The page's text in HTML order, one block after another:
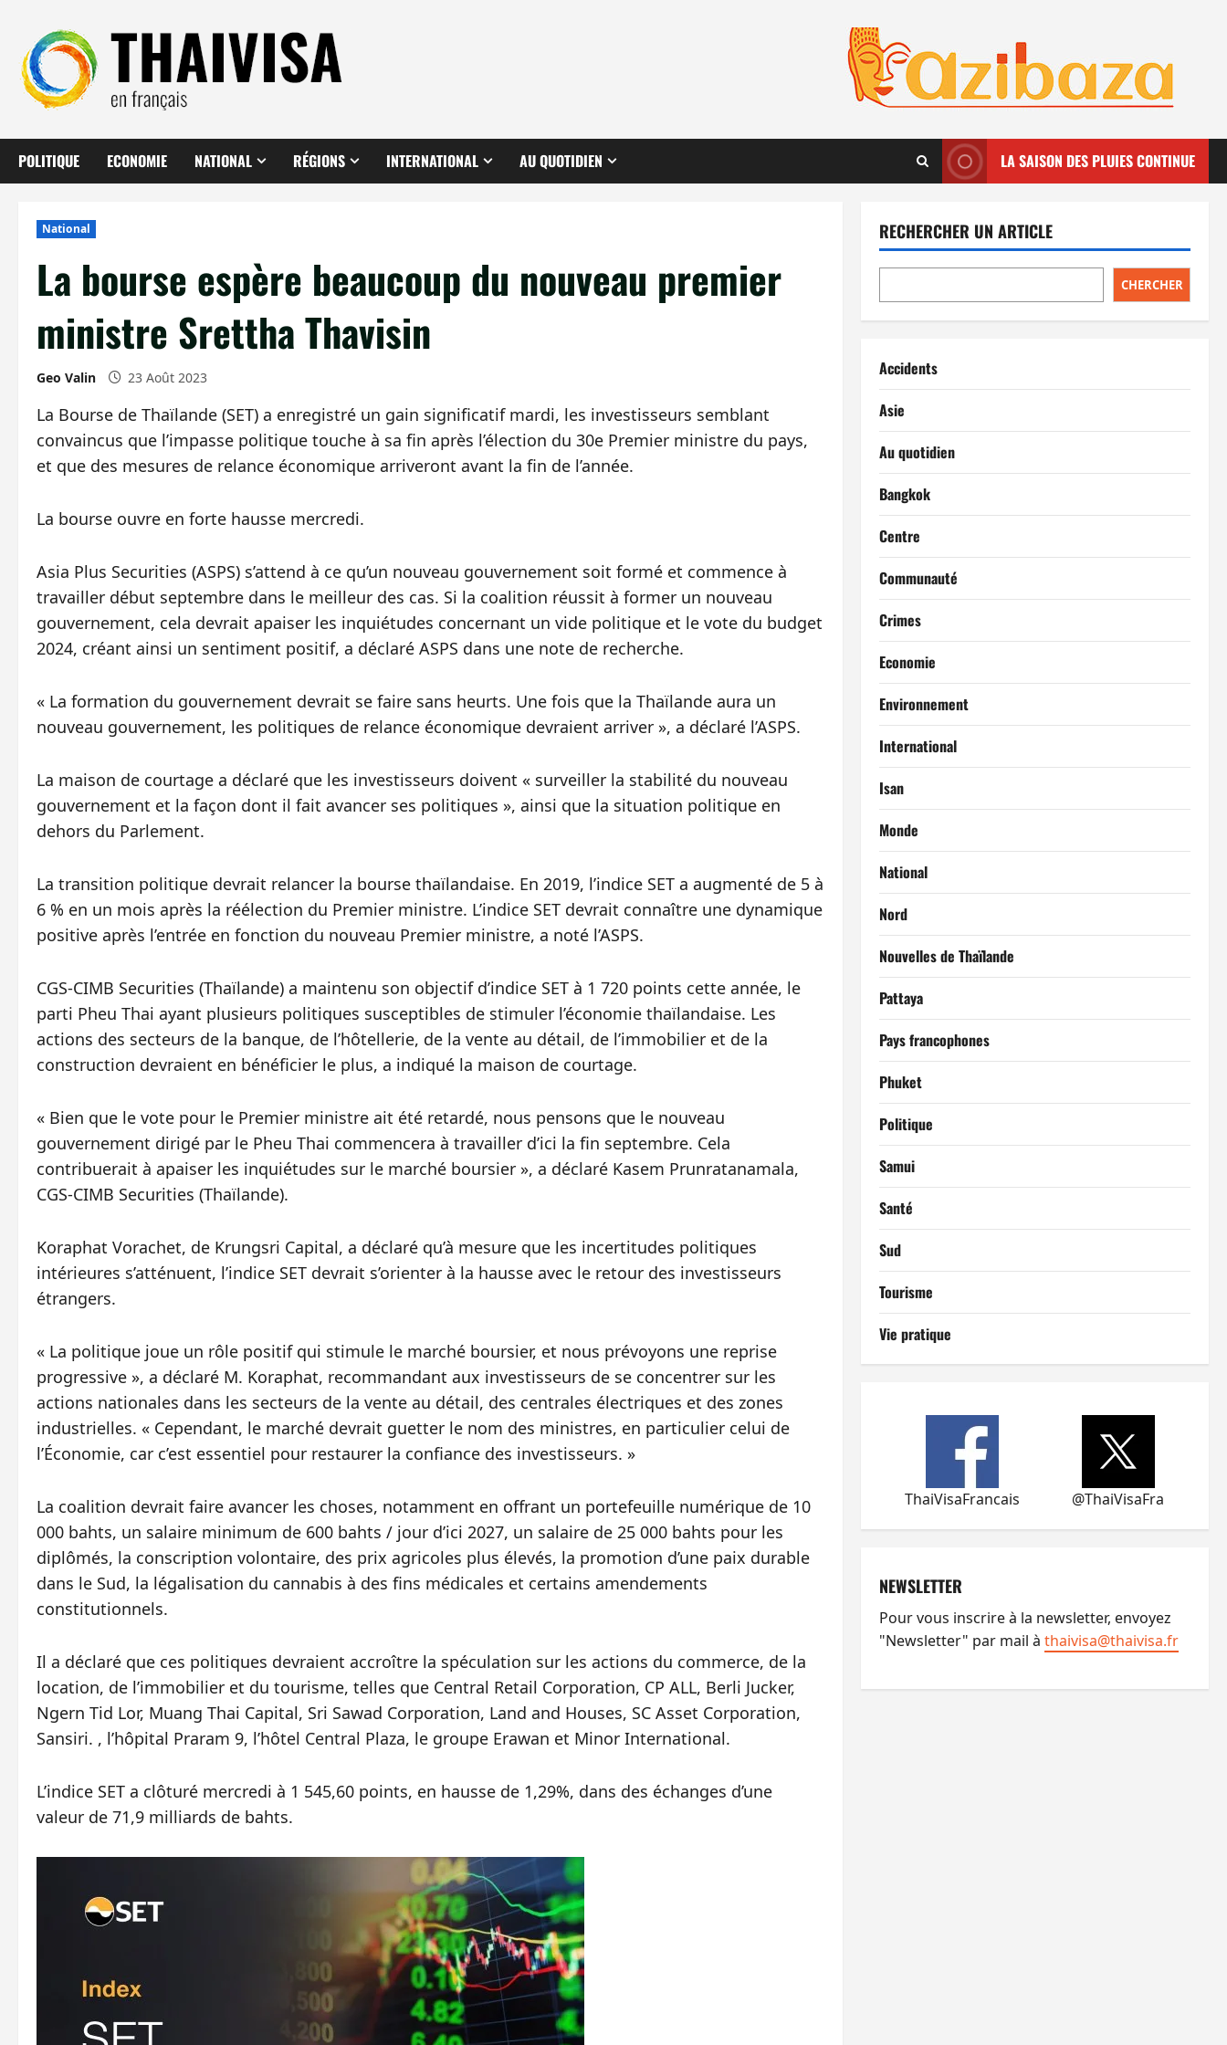
contenu
POLITIQUE ECONOMIE NATIONAL RÉGIONS INTERNATIONAL AU QUOTIDIEN LA SAISON DES PLUIES CONTINUE
National
La bourse espère beaucoup du nouveau premier
ministre Srettha Thavisin
Geo Valin 23 Août 2023
La Bourse de Thaïlande (SET) a enregistré un gain significatif mardi, les investisseurs semblant
convaincus que l’impasse politique touche à sa fin après l’élection du 30e Premier ministre du pays,
et que des mesures de relance économique arriveront avant la fin de l’année.
La bourse ouvre en forte hausse mercredi.
Asia Plus Securities (ASPS) s’attend à ce qu’un nouveau gouvernement soit formé et commence à
travailler début septembre dans le meilleur des cas. Si la coalition réussit à former un nouveau
gouvernement, cela devrait apaiser les inquiétudes concernant un vide politique et le vote du budget
2024, créant ainsi un sentiment positif, a déclaré ASPS dans une note de recherche.
« La formation du gouvernement devrait se faire sans heurts. Une fois que la Thaïlande aura un
nouveau gouvernement, les politiques de relance économique devraient arriver », a déclaré l’ASPS.
La maison de courtage a déclaré que les investisseurs doivent « surveiller la stabilité du nouveau
gouvernement et la façon dont il fait avancer ses politiques », ainsi que la situation politique en
dehors du Parlement.
La transition politique devrait relancer la bourse thaïlandaise. En 2019, l’indice SET a augmenté de 5 à
6 % en un mois après la réélection du Premier ministre. L’indice SET devrait connaître une dynamique
positive après l’entrée en fonction du nouveau Premier ministre, a noté l’ASPS.
CGS-CIMB Securities (Thaïlande) a maintenu son objectif d’indice SET à 1 720 points cette année, le
parti Pheu Thai ayant plusieurs politiques susceptibles de stimuler l’économie thaïlandaise. Les
actions des secteurs de la banque, de l’hôtellerie, de la vente au détail, de l’immobilier et de la
construction devraient en bénéficier le plus, a indiqué la maison de courtage.
« Bien que le vote pour le Premier ministre ait été retardé, nous pensons que le nouveau
gouvernement dirigé par le Pheu Thai commencera à travailler d’ici la fin septembre. Cela
contribuerait à apaiser les inquiétudes sur le marché boursier », a déclaré Kasem Prunratanamala,
CGS-CIMB Securities (Thaïlande).
Koraphat Vorachet, de Krungsri Capital, a déclaré qu’à mesure que les incertitudes politiques
intérieures s’atténuent, l’indice SET devrait s’orienter à la hausse avec le retour des investisseurs
étrangers.
« La politique joue un rôle positif qui stimule le marché boursier, et nous prévoyons une reprise
progressive », a déclaré M. Koraphat, recommandant aux investisseurs de se concentrer sur les
actions nationales dans les secteurs de la vente au détail, des centrales électriques et des zones
industrielles. « Cependant, le marché devrait guetter le nom des ministres, en particulier celui de
l’Économie, car c’est essentiel pour restaurer la confiance des investisseurs. »
La coalition devrait faire avancer les choses, notamment en offrant un portefeuille numérique de 10
000 bahts, un salaire minimum de 600 bahts / jour d’ici 2027, un salaire de 25 000 bahts pour les
diplômés, la conscription volontaire, des prix agricoles plus élevés, la promotion d’une paix durable
dans le Sud, la légalisation du cannabis à des fins médicales et certains amendements
constitutionnels.
Il a déclaré que ces politiques devraient accroître la spéculation sur les actions du commerce, de la
location, de l’immobilier et du tourisme, telles que Central Retail Corporation, CP ALL, Berli Jucker,
Ngern Tid Lor, Muang Thai Capital, Sri Sawad Corporation, Land and Houses, SC Asset Corporation,
Sansiri. , l’hôpital Praram 9, l’hôtel Central Plaza, le groupe Erawan et Minor International.
L’indice SET a clôturé mercredi à 1 545,60 points, en hausse de 1,29%, dans des échanges d’une
valeur de 71,9 milliards de bahts.
RECHERCHER UN ARTICLE
CHERCHER
Accidents
Asie
Au quotidien
Bangkok
Centre
Communauté
Crimes
Economie
Environnement
International
Isan
Monde
National
Nord
Nouvelles de Thaïlande
Pattaya
Pays francophones
Phuket
Politique
Samui
Santé
Sud
Tourisme
Vie pratique
ThaiVisaFrancais @ThaiVisaFra
NEWSLETTER
Pour vous inscrire à la newsletter, envoyez
"Newsletter" par mail à thaivisa@thaivisa.fr